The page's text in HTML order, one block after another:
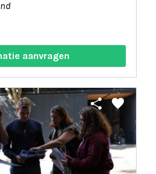
aanvragen
share favorite